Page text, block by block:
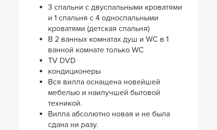
3 спальни с двуспальными кроватями
и 1 спальня с 4 односпальными
кроватями (детская спальня)
В 2 ванных комнатах душ и WC в 1
ванной комнате только WC
TV DVD
кондиционеры
Вся вилла оснащена новейшей
мебелью и наилучшей бытовой
техникой.
Вилла абсолютно новая и не была
сдана ни разу.